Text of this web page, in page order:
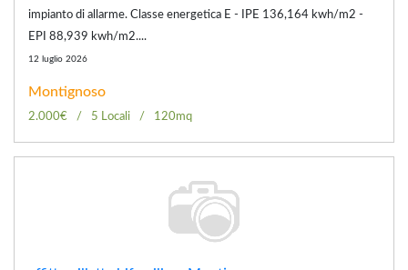
impianto di allarme. Classe energetica E - IPE 136,164 kwh/m2 -
EPI 88,939 kwh/m2....
12 luglio 2026
Montignoso
2.000€ 5 Locali 120mq